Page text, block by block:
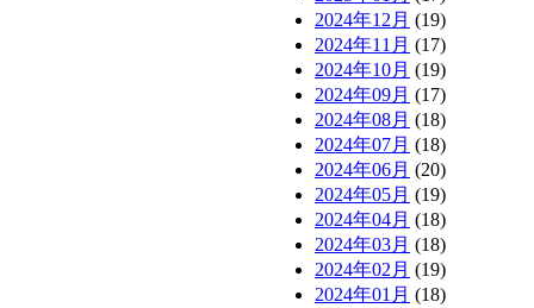
2024年12月 (19)
2024年11月 (17)
2024年10月 (19)
2024年09月 (17)
2024年08月 (18)
2024年07月 (18)
2024年06月 (20)
2024年05月 (19)
2024年04月 (18)
2024年03月 (18)
2024年02月 (19)
2024年01月 (18)